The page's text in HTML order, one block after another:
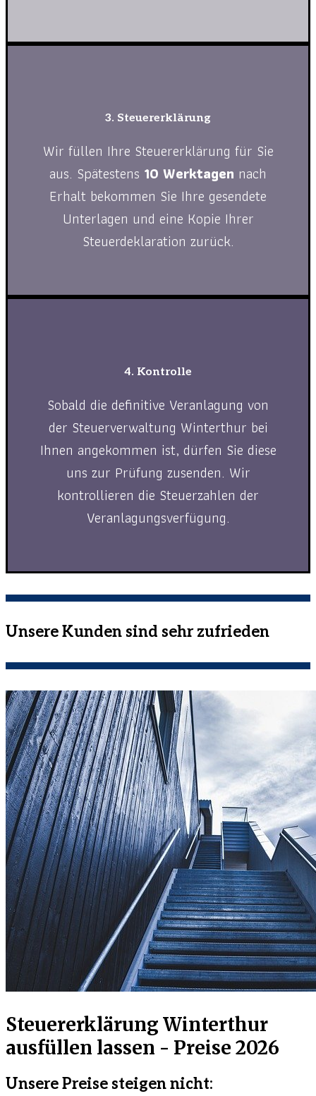
3. Steuererklärung
Wir füllen Ihre Steuererklärung für Sie
aus. Spätestens 10 Werktagen nach
Erhalt bekommen Sie Ihre gesendete
Unterlagen und eine Kopie Ihrer
Steuerdeklaration zurück.
4. Kontrolle
Sobald die definitive Veranlagung von
der Steuerverwaltung Winterthur bei
Ihnen angekommen ist, dürfen Sie diese
uns zur Prüfung zusenden. Wir
kontrollieren die Steuerzahlen der
Veranlagungsverfügung.
Unsere Kunden sind sehr zufrieden
Steuererklärung Winterthur
ausfüllen lassen - Preise 2026
Unsere Preise steigen nicht: